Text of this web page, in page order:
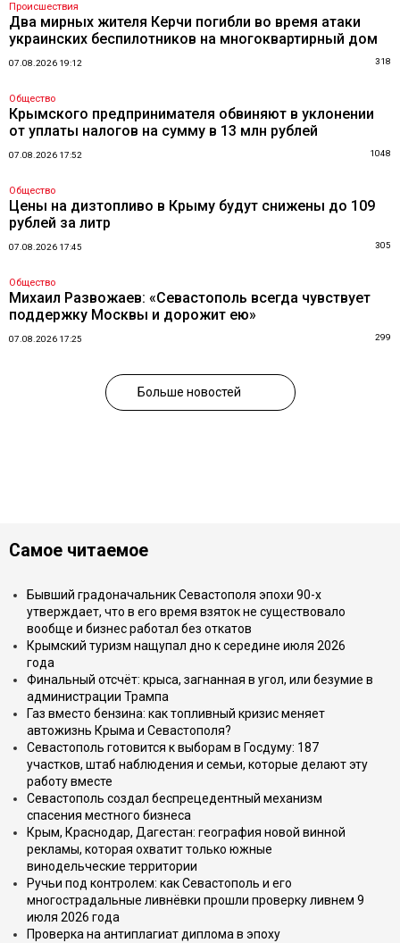
Происшествия
Два мирных жителя Керчи погибли во время атаки
украинских беспилотников на многоквартирный дом
07.08.2026 19:12 318
Общество
Крымского предпринимателя обвиняют в уклонении
от уплаты налогов на сумму в 13 млн рублей
07.08.2026 17:52 1048
Общество
Цены на дизтопливо в Крыму будут снижены до 109
рублей за литр
07.08.2026 17:45 305
Общество
Михаил Развожаев: «Севастополь всегда чувствует
поддержку Москвы и дорожит ею»
07.08.2026 17:25 299
Больше новостей
Самое читаемое
Бывший градоначальник Севастополя эпохи 90-х
утверждает, что в его время взяток не существовало
вообще и бизнес работал без откатов
Крымский туризм нащупал дно к середине июля 2026
года
Финальный отсчёт: крыса, загнанная в угол, или безумие в
администрации Трампа
Газ вместо бензина: как топливный кризис меняет
автожизнь Крыма и Севастополя?
Севастополь готовится к выборам в Госдуму: 187
участков, штаб наблюдения и семьи, которые делают эту
работу вместе
Севастополь создал беспрецедентный механизм
спасения местного бизнеса
Крым, Краснодар, Дагестан: география новой винной
рекламы, которая охватит только южные
винодельческие территории
Ручьи под контролем: как Севастополь и его
многострадальные ливнёвки прошли проверку ливнем 9
июля 2026 года
Проверка на антиплагиат диплома в эпоху